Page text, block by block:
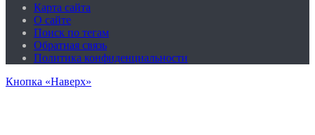
Карта сайта
О сайте
Поиск по тегам
Обратная связь
Политика конфиденциальности
Кнопка «Наверх»